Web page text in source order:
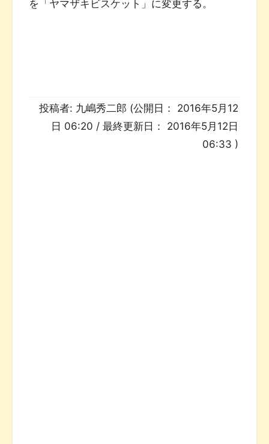
を「ヤマザキビスケット」に変更する。
投稿者: 九嶋秀二郎 (公開日： 2016年5月12
日 06:20 / 最終更新日： 2016年5月12日
06:33 )